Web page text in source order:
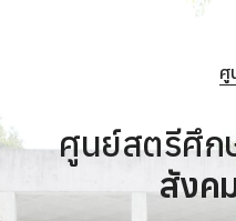
ศู
ศูนย์สตรีศึก
สังค